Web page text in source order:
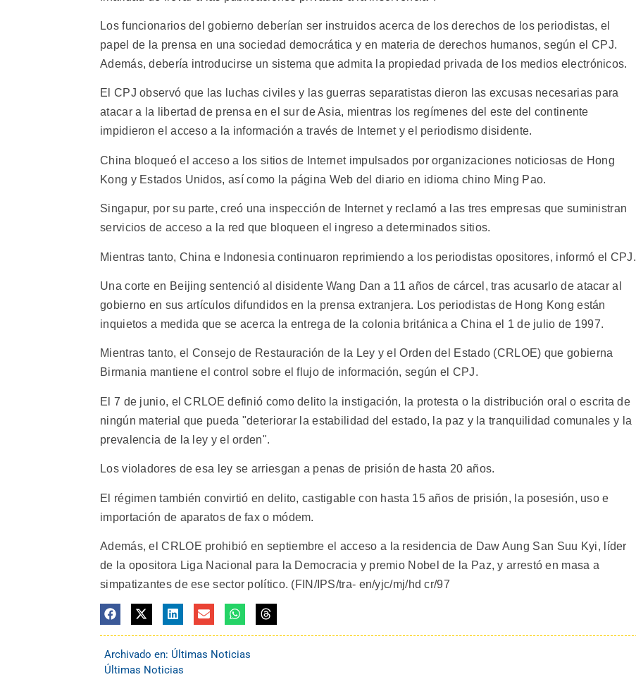
Los funcionarios del gobierno deberían ser instruidos acerca de los derechos de los periodistas, el
papel de la prensa en una sociedad democrática y en materia de derechos humanos, según el CPJ.
Además, debería introducirse un sistema que admita la propiedad privada de los medios electrónicos.
El CPJ observó que las luchas civiles y las guerras separatistas dieron las excusas necesarias para
atacar a la libertad de prensa en el sur de Asia, mientras los regímenes del este del continente
impidieron el acceso a la información a través de Internet y el periodismo disidente.
China bloqueó el acceso a los sitios de Internet impulsados por organizaciones noticiosas de Hong
Kong y Estados Unidos, así como la página Web del diario en idioma chino Ming Pao.
Singapur, por su parte, creó una inspección de Internet y reclamó a las tres empresas que suministran
servicios de acceso a la red que bloqueen el ingreso a determinados sitios.
Mientras tanto, China e Indonesia continuaron reprimiendo a los periodistas opositores, informó el CPJ.
Una corte en Beijing sentenció al disidente Wang Dan a 11 años de cárcel, tras acusarlo de atacar al
gobierno en sus artículos difundidos en la prensa extranjera. Los periodistas de Hong Kong están
inquietos a medida que se acerca la entrega de la colonia británica a China el 1 de julio de 1997.
Mientras tanto, el Consejo de Restauración de la Ley y el Orden del Estado (CRLOE) que gobierna
Birmania mantiene el control sobre el flujo de información, según el CPJ.
El 7 de junio, el CRLOE definió como delito la instigación, la protesta o la distribución oral o escrita de
ningún material que pueda "deteriorar la estabilidad del estado, la paz y la tranquilidad comunales y la
prevalencia de la ley y el orden".
Los violadores de esa ley se arriesgan a penas de prisión de hasta 20 años.
El régimen también convirtió en delito, castigable con hasta 15 años de prisión, la posesión, uso e
importación de aparatos de fax o módem.
Además, el CRLOE prohibió en septiembre el acceso a la residencia de Daw Aung San Suu Kyi, líder
de la opositora Liga Nacional para la Democracia y premio Nobel de la Paz, y arrestó en masa a
simpatizantes de ese sector político. (FIN/IPS/tra- en/yjc/mj/hd cr/97
Archivado en: Últimas Noticias
Últimas Noticias